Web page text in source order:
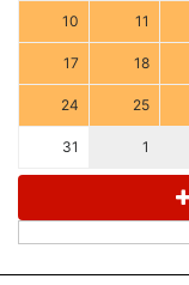
10 11
17 18
24 25
31 1